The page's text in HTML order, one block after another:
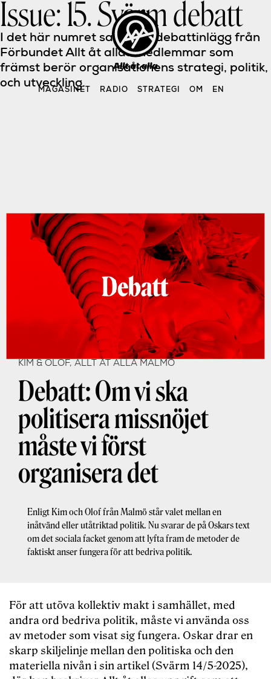
Skip
content
MAGASINET RADIO STRATEGI OM EN
Issue:15. Svärm debatt
I det här numret samlar vi debattinlägg från
Förbundet Allt åt allas medlemmar som
främst berör organisationens strategi, politik,
och utveckling.
KIM & OLOF, ALLT ÅT ALLA MALMÖ
Debatt: Om vi ska
politisera missnöjet
måste vi först
organisera det
Enligt Kim och Olof från Malmö står valet mellan en
inåtvänd eller utåtriktad politik. Nu svarar de på Oskars text
om det sociala facket genom att lyfta fram de metoder de
faktiskt anser fungera för att bedriva politik.
För att utöva kollektiv makt i samhället, med
andra ord bedriva politik, måste vi använda oss
av metoder som visat sig fungera. Oskar drar en
skarp skiljelinje mellan den politiska och den
materiella nivån i sin artikel (Svärm 14/5-2025),